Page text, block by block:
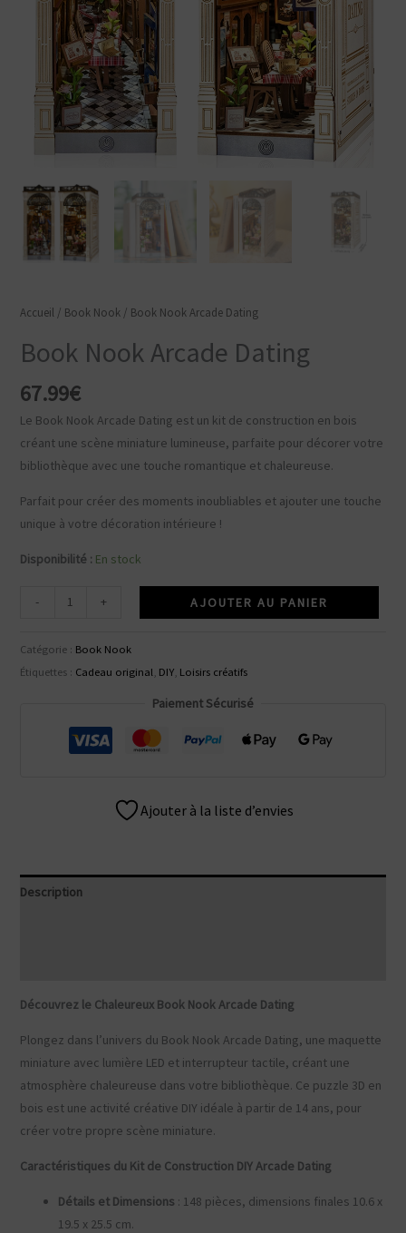
Accueil / Book Nook/ Book Nook Arcade Dating
Book Nook Arcade Dating
67.99€
Le Book Nook Arcade Dating est un kit de construction en bois
créant une scène miniature lumineuse, parfaite pour décorer votre
bibliothèque avec une touche romantique et chaleureuse.
Parfait pour créer des moments inoubliables et ajouter une touche
unique à votre décoration intérieure !
Disponibilité : En stock
-
Book
Nook
+ AJOUTER AU PANIER
Catégorie : Book Nook
Étiquettes : Cadeau original DIY, Loisirs créatifs
Paiement Sécurisé
Ajouter à la liste d’envies
Description
Découvrez le Chaleureux Book Nook Arcade Dating
Plongez dans l’univers du Book Nook Arcade Dating, une maquette
miniature avec lumière LED et interrupteur tactile, créant une
atmosphère chaleureuse dans votre bibliothèque. Ce puzzle 3D en
bois est une activité créative DIY idéale à partir de 14 ans, pour
créer votre propre scène miniature.
Caractéristiques du Kit de Construction DIYArcade Dating
Détails et Dimensions : 148 pièces, dimensions finales 10.6 x
19.5 x 25.5 cm.